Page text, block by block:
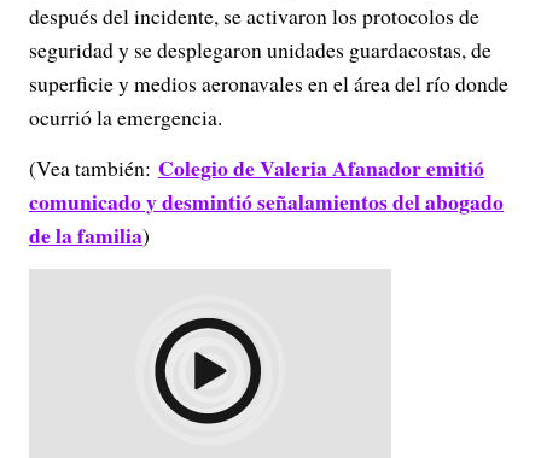
después del incidente, se activaron los protocolos de
seguridad y se desplegaron unidades guardacostas, de
superficie y medios aeronavales en el área del río donde
ocurrió la emergencia.
(Vea también: Colegio de Valeria Afanador emitió
comunicado y desmintió señalamientos del abogado
de la familia)